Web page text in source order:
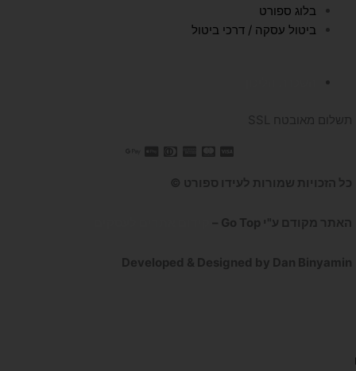
בלוג ספורט
ביטול עסקה / דרכי ביטול
תשלום מאובטח SSL
כל הזכויות שמורות לעידו ספורט ©
האתר מקודם ע"י Go Top –
Developed & Designed by Dan Binyamin